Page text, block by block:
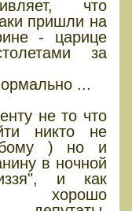
что
пришли на
- царице
за
...
не то что
никто не
) но и
в ночной
и как
хорошо